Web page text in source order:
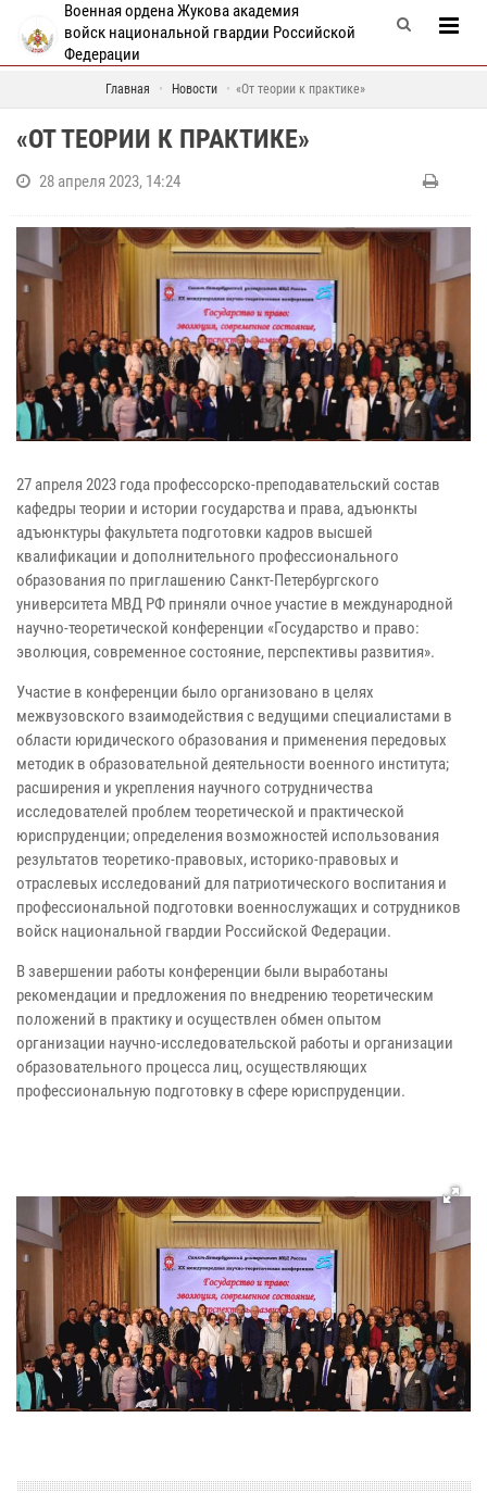
Военная ордена Жукова академия
войск национальной гвардии Российской
Федерации
Главная Новости «От теории к практике»
«ОТ ТЕОРИИ К ПРАКТИКЕ»
28 апреля 2023, 14:24
27 апреля 2023 года профессорско-преподавательский состав
кафедры теории и истории государства и права, адъюнкты
адъюнктуры факультета подготовки кадров высшей
квалификации и дополнительного профессионального
образования по приглашению Санкт-Петербургского
университета МВД РФ приняли очное участие в международной
научно-теоретической конференции «Государство и право:
эволюция, современное состояние, перспективы развития».
Участие в конференции было организовано в целях
межвузовского взаимодействия с ведущими специалистами в
области юридического образования и применения передовых
методик в образовательной деятельности военного института;
расширения и укрепления научного сотрудничества
исследователей проблем теоретической и практической
юриспруденции; определения возможностей использования
результатов теоретико-правовых, историко-правовых и
отраслевых исследований для патриотического воспитания и
профессиональной подготовки военнослужащих и сотрудников
войск национальной гвардии Российской Федерации.
В завершении работы конференции были выработаны
рекомендации и предложения по внедрению теоретическим
положений в практику и осуществлен обмен опытом
организации научно-исследовательской работы и организации
образовательного процесса лиц, осуществляющих
профессиональную подготовку в сфере юриспруденции.